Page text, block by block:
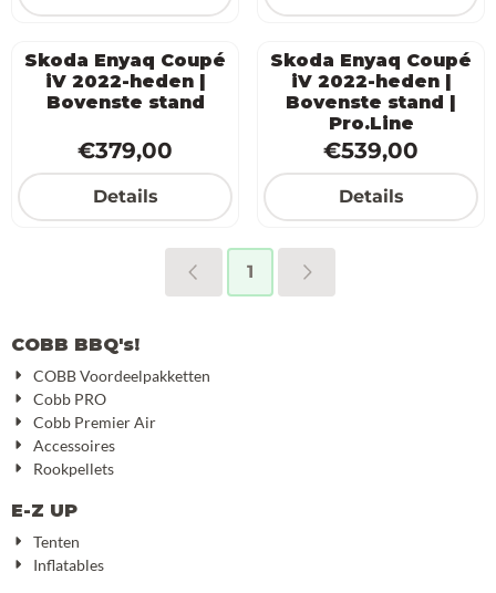
Skoda Enyaq Coupé
iV 2022-heden |
Bovenste stand
Prijs: 379,00
€379,00
Details
Skoda Enyaq Coupé
iV 2022-heden |
Bovenste stand |
Pro.Line
Prijs: 539,00
€539,00
Details
1
COBB BBQ's!
COBB Voordeelpakketten
Cobb PRO
Cobb Premier Air
Accessoires
Rookpellets
E-Z UP
Tenten
Inflatables